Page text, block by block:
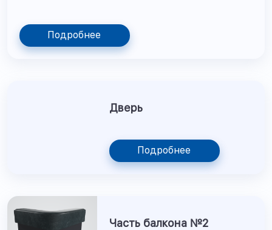
Подробнее
Дверь
Подробнее
Часть балкона №2